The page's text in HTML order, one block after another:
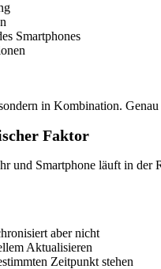
Smartphones
in Kombination.
Faktor
und Smartphone läuft in der
aber nicht
Aktualisieren
Zeitpunkt stehen